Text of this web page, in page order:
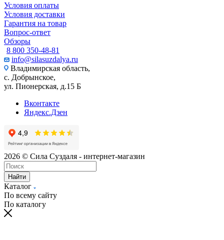
Условия оплаты
Условия доставки
Гарантия на товар
Вопрос-ответ
Обзоры
8 800 350-48-81
info@silasuzdalya.ru
Владимирская область,
с. Добрынское,
ул. Пионерская, д.15 Б
Вконтакте
Яндекс.Дзен
2026 © Сила Суздаля - интернет-магазин
Найти
Каталог
По всему сайту
По каталогу